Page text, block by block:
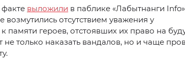
выложили в паблике «Лабытнанги
возмутились отсутствием уважения у
памяти героев, отстоявших их право на
только наказать вандалов, но и чаще